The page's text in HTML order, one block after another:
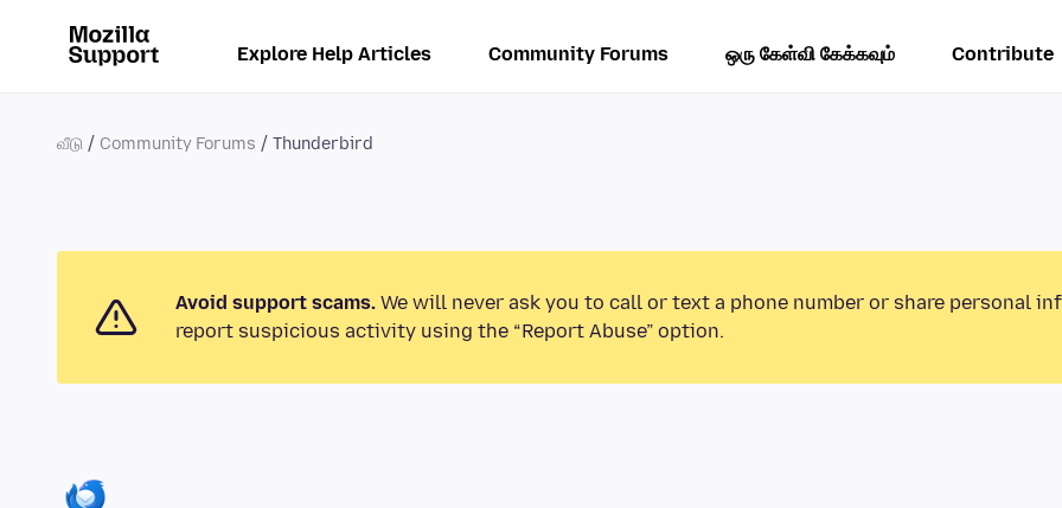
Explore Help Articles Community Forums ஒரு கேள்வி கேக்கவும் Contribute
வீடு Community Forums Thunderbird
Avoid support scams. We will never ask you to call or text a phone number or share personal
report suspicious activity using the “Report Abuse” option.